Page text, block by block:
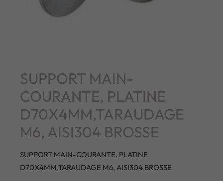
SUPPORT MAIN-
COURANTE, PLATINE
D70X4MM,TARAUDAGE
M6, AISI304 BROSSE
SUPPORT MAIN-COURANTE, PLATINE
D70X4MM,TARAUDAGE M6, AISI304 BROSSE